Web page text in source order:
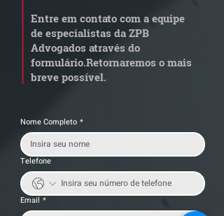
de documentos fiscais
exige revisão
operacional pelas
empresas
Entre em contato com a equipe
de especialistas da ZPB
Advogados através do
formulário.Retornaremos o mais
breve possível.
Nome Completo *
Telefone
Email *